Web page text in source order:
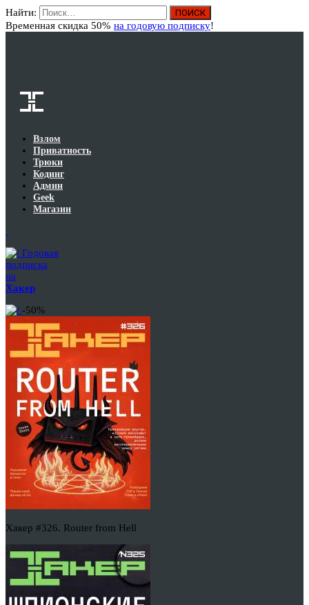
Найти:
Временная скидка 50% на годовую подписку!
Взлом
Приватность
Трюки
Кодинг
Админ
Geek
Магазин
Годовая
подписка
на
Хакер
-50%
Хакер #326. Router from Hell